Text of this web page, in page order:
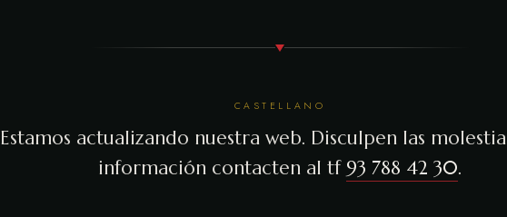
CASTELLANO
Estamos actualizando nuestra web. Disculpen las
información contacten al tf 93 788 42 30.